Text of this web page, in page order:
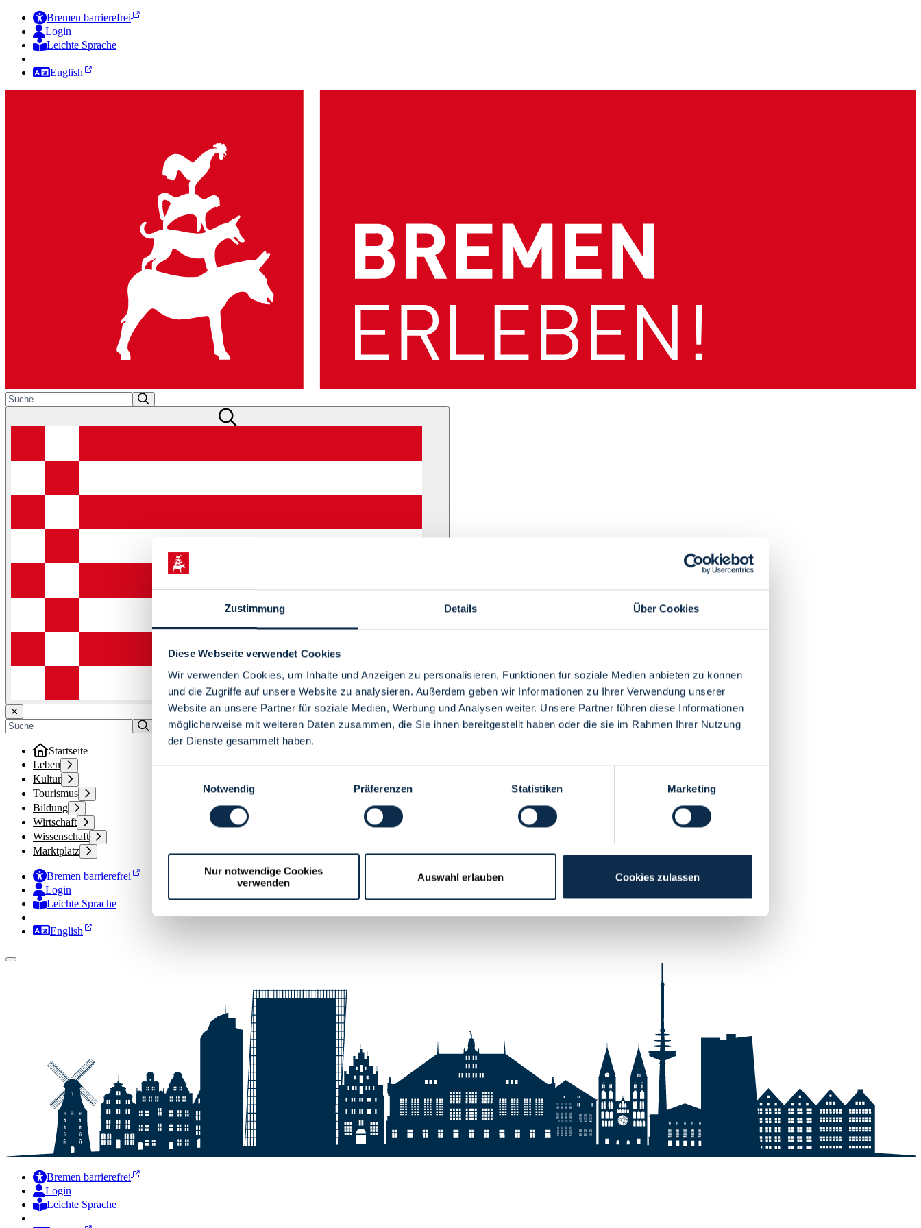
Zustimmung Details Über Cookies
Diese Webseite verwendet Cookies
Wir verwenden Cookies, um Inhalte und Anzeigen zu personalisieren, Funktionen für soziale Medien anbieten zu können
und die Zugriffe auf unsere Website zu analysieren. Außerdem geben wir Informationen zu Ihrer Verwendung unserer
Website an unsere Partner für soziale Medien, Werbung und Analysen weiter. Unsere Partner führen diese Informationen
möglicherweise mit weiteren Daten zusammen, die Sie ihnen bereitgestellt haben oder die sie im Rahmen Ihrer Nutzung
der Dienste gesammelt haben.
Notwendig
Präferenzen Statistiken Marketing
Nur notwendige Cookies
verwenden
Auswahl erlauben Cookies zulassen
Bremen barrierefrei
Login
Leichte Sprache
English
Menü
Startseite
Leben
Kultur
Tourismus
Bildung
Wirtschaft
Wissenschaft
Marktplatz
Bremen barrierefrei
Login
Leichte Sprache
Zur Deutschen Gebärdensprache
English
Bremen barrierefrei
Login
Leichte Sprache